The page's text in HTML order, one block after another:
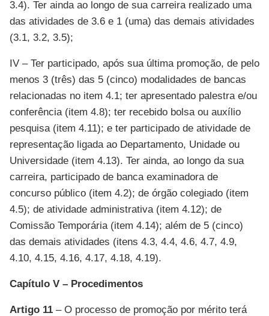
3.4). Ter ainda ao longo de sua carreira realizado uma
das atividades de 3.6 e 1 (uma) das demais atividades
(3.1, 3.2, 3.5);
IV – Ter participado, após sua última promoção, de pelo
menos 3 (três) das 5 (cinco) modalidades de bancas
relacionadas no item 4.1; ter apresentado palestra e/ou
conferência (item 4.8); ter recebido bolsa ou auxílio
pesquisa (item 4.11); e ter participado de atividade de
representação ligada ao Departamento, Unidade ou
Universidade (item 4.13). Ter ainda, ao longo da sua
carreira, participado de banca examinadora de
concurso público (item 4.2); de órgão colegiado (item
4.5); de atividade administrativa (item 4.12); de
Comissão Temporária (item 4.14); além de 5 (cinco)
das demais atividades (itens 4.3, 4.4, 4.6, 4.7, 4.9,
4.10, 4.15, 4.16, 4.17, 4.18, 4.19).
Capítulo V – Procedimentos
Artigo 11 – O processo de promoção por mérito terá